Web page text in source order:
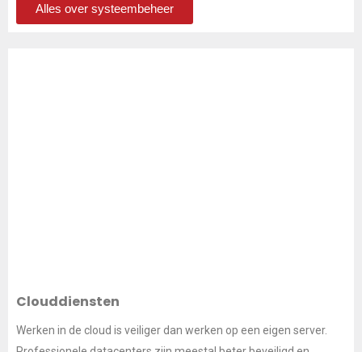
Alles over systeembeheer
Clouddiensten
Werken in de cloud is veiliger dan werken op een eigen server.